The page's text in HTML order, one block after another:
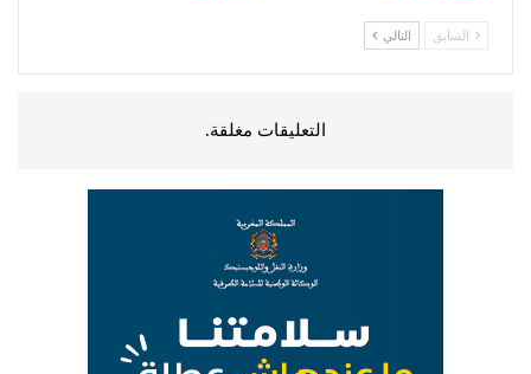
السابق التالي
التعليقات مغلقة.